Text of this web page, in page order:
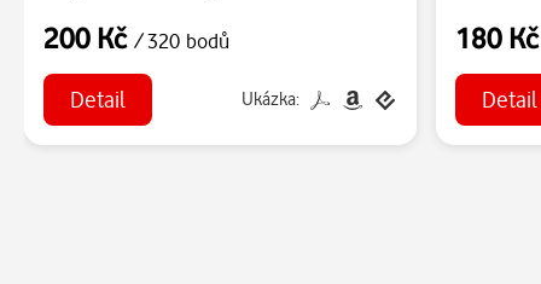
200 Kč / 320 bodů
Detail Ukázka:
180
Detail